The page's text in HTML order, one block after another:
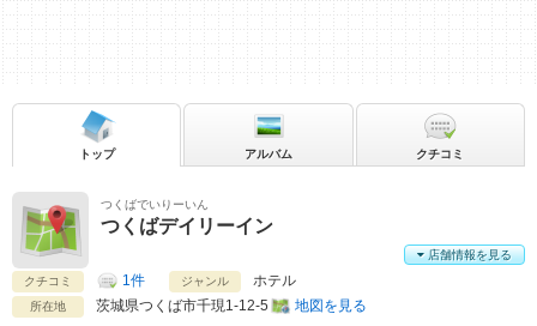
つくばでいりーいん
つくばデイリーイン
クチコミ 1件 ジャンル ホテル
所在地 茨城県つくば市千現1-12-5 地図を見る
店舗情報を見る
トップ アルバム クチコミ